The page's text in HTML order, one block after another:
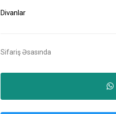
Divanlar
Sifariş Əsasında